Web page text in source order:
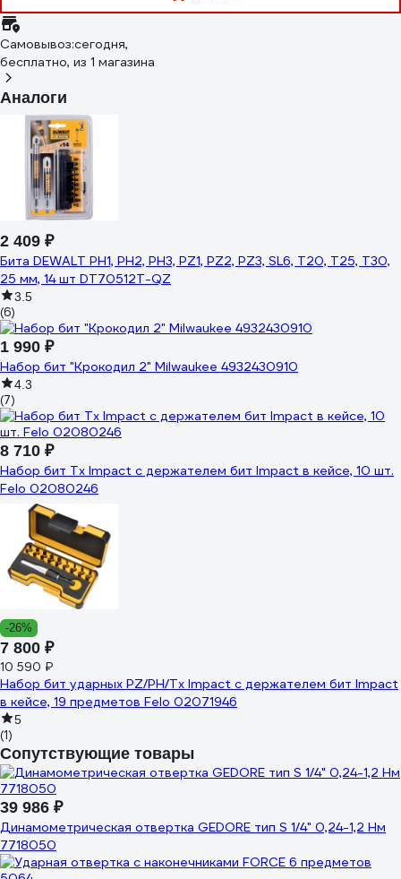
Самовывоз:сегодня,
бесплатно, из 1 магазина
Аналоги
2 409 ₽
Бита DEWALT PH1, PH2, PH3, PZ1, PZ2, PZ3, SL6, T20, T25, T30,
25 мм, 14 шт DT70512T-QZ
3.5
(6)
1 990 ₽
Набор бит "Крокодил 2" Milwaukee 4932430910
4.3
(7)
8 710 ₽
Набор бит Tx Impact с держателем бит Impact в кейсе, 10 шт.
Felo 02080246
-26%
7 800 ₽
10 590 ₽
Набор бит ударных PZ/PH/Tx Impact с держателем бит Impact
в кейсе, 19 предметов Felo 02071946
5
(1)
Сопутствующие товары
39 986 ₽
Динамометрическая отвертка GEDORE тип S 1/4" 0,24-1,2 Нм
7718050